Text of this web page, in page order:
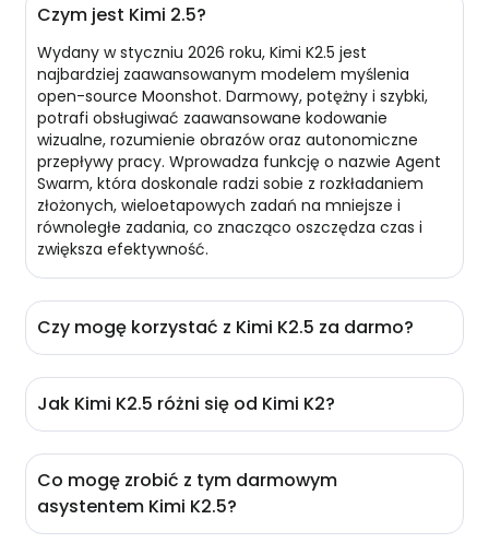
Czym jest Kimi 2.5?
Wydany w styczniu 2026 roku, Kimi K2.5 jest
najbardziej zaawansowanym modelem myślenia
open-source Moonshot. Darmowy, potężny i szybki,
potrafi obsługiwać zaawansowane kodowanie
wizualne, rozumienie obrazów oraz autonomiczne
przepływy pracy. Wprowadza funkcję o nazwie Agent
Swarm, która doskonale radzi sobie z rozkładaniem
złożonych, wieloetapowych zadań na mniejsze i
równoległe zadania, co znacząco oszczędza czas i
zwiększa efektywność.
Czy mogę korzystać z Kimi K2.5 za darmo?
EaseMate AI może przyznać 200k darmowych
tokenów dla wszystkich użytkowników. Aby uzyskać
więcej darmowych tokenów, rozważ zarejestrowanie
się, codzienne logowanie lub polecanie znajomych.
Jak Kimi K2.5 różni się od Kimi K2?
podczas gdy K2.5 jest multimodalnym modelem
agentowym, który potrafi natywnie rozumieć tekst,
obrazy, filmy, dokumenty, a nawet projekty UI.
Co mogę zrobić z tym darmowym
asystentem Kimi K2.5?